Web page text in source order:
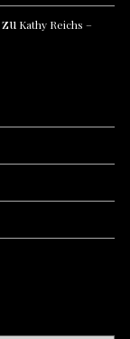
zu Kathy Reichs –